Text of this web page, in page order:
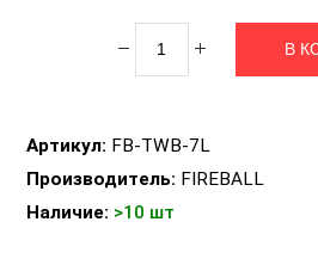
Артикул: FB-TWB-7L
Производитель: FIREBALL
Наличие: >10 шт